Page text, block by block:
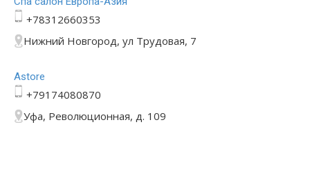
+78312660353
Нижний Новгород, ул Трудовая, 7
Astore
+79174080870
Уфа, Революционная, д. 109